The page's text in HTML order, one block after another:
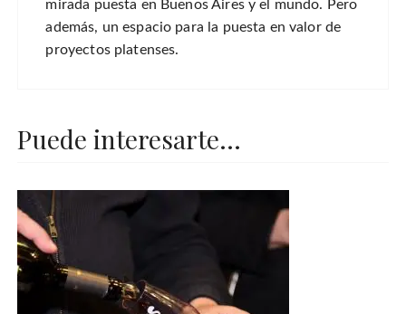
mirada puesta en Buenos Aires y el mundo. Pero
además, un espacio para la puesta en valor de
proyectos platenses.
Puede interesarte...